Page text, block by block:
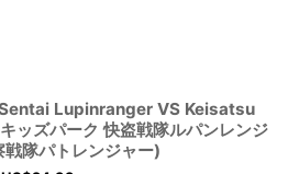
Lupinranger VS Keisatsu
ズパーク 快盗戦隊ルパンレンジ
戦隊パトレンジャー)